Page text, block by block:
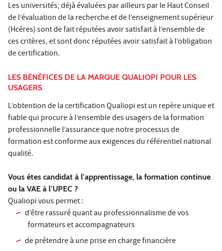
Les universités, déjà évaluées par ailleurs par le Haut Conseil
de l’évaluation de la recherche et de l’enseignement supérieur
(Hcéres) sont de fait réputées avoir satisfait à l’ensemble de
ces critères, et sont donc réputées avoir satisfait à l’obligation
de certification.
LES BÉNÉFICES DE LA MARQUE QUALIOPI POUR LES
USAGERS
L’obtention de la certification Qualiopi est un repère unique et
fiable qui procure à l’ensemble des usagers de la formation
professionnelle l’assurance que notre processus de
formation est conforme aux exigences du référentiel national
qualité.
Vous êtes candidat à l’apprentissage, la formation continue
ou la VAE à l’UPEC ?
Qualiopi vous permet :
d’être rassuré quant au professionnalisme de vos
formateurs et accompagnateurs
de prétendre à une prise en charge financière